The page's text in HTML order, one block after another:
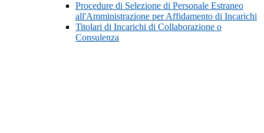
Procedure di Selezione di Personale Estraneo
all'Amministrazione per Affidamento di Incarichi
Titolari di Incarichi di Collaborazione o
Consulenza